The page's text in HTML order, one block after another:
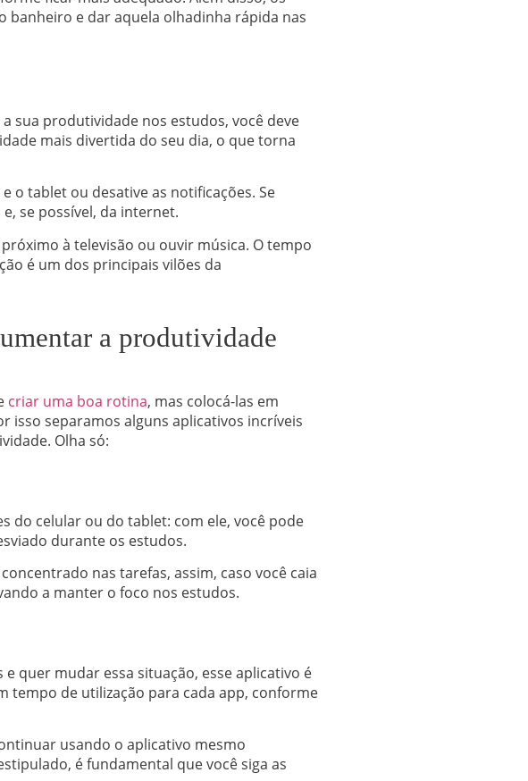
banheiro e dar aquela olhadinha rápida nas
sua produtividade nos estudos, você deve
mais divertida do seu dia, o que torna
o tablet ou desative as notificações. Se
se possível, da internet.
à televisão ou ouvir música. O tempo
é um dos principais vilões da
a produtividade
criar uma boa rotina, mas colocá-las em
isso separamos alguns aplicativos incríveis
Olha só:
do celular ou do tablet: com ele, você pode
durante os estudos.
nas tarefas, assim, caso você caia
a manter o foco nos estudos.
quer mudar essa situação, esse aplicativo é
tempo de utilização para cada app, conforme
usando o aplicativo mesmo
é fundamental que você siga as